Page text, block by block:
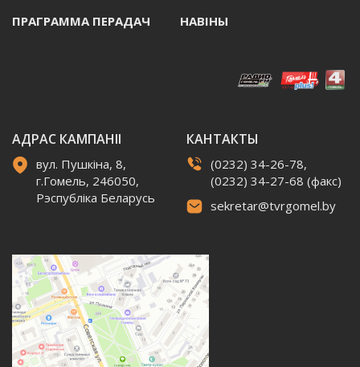
ПРАГРАММА ПЕРАДАЧ НАВIНЫ
АДРАС КАМПАНІІ
вул. Пушкіна, 8,
г.Гомель, 246050,
Рэспубліка Беларусь
КАНТАКТЫ
(0232) 34-26-78,
(0232) 34-27-68 (факс)
sekretar@tvrgomel.by